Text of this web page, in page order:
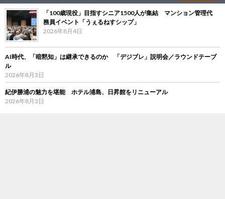
「100歳現役」目指すシニア1500人が集結 マンション管理代
務員イベント「うぇるねすシップ」
2026年8月4日
AI時代、「暗黙知」は継承できるのか 「デジブレ」説明会／ラウンドテーブ
ル
2026年8月3日
紀伊勝浦の魅力を堪能 ホテル浦島、日昇館をリニューアル
2026年8月3日